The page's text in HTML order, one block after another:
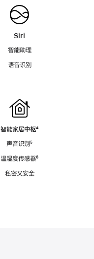
Siri
智能助理
语音识别
智能家居中枢脚
⁴
声音识别脚
⁵
温湿度传感器脚
⁶
私密又安全